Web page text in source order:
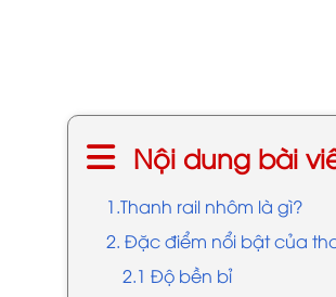
Nội dung bài
1.Thanh rail nhôm là gì?
2. Đặc điểm nổi bật của
2.1 Độ bền bỉ